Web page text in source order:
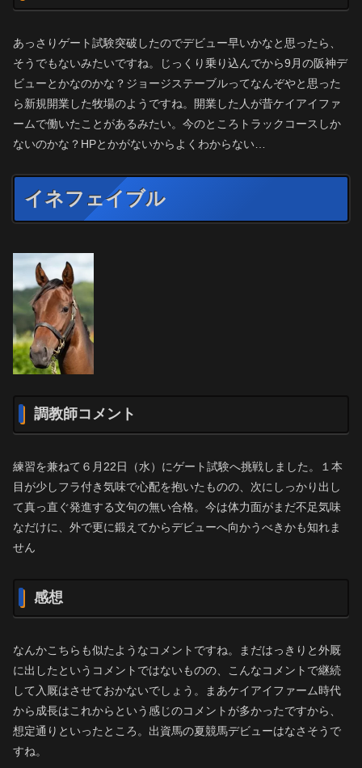
あっさりゲート試験突破したのでデビュー早いかなと思ったら、
そうでもないみたいですね。じっくり乗り込んでから9月の阪神デ
ビューとかなのかな？ジョージステーブルってなんぞやと思った
ら新規開業した牧場のようですね。開業した人が昔ケイアイファ
ームで働いたことがあるみたい。今のところトラックコースしか
ないのかな？HPとかがないからよくわからない…
イネフェイブル
調教師コメント
練習を兼ねて６月22日（水）にゲート試験へ挑戦しました。１本
目が少しフラ付き気味で心配を抱いたものの、次にしっかり出し
て真っ直ぐ発進する文句の無い合格。今は体力面がまだ不足気味
なだけに、外で更に鍛えてからデビューへ向かうべきかも知れま
せん
感想
なんかこちらも似たようなコメントですね。まだはっきりと外厩
に出したというコメントではないものの、こんなコメントで継続
して入厩はさせておかないでしょう。まあケイアイファーム時代
から成長はこれからという感じのコメントが多かったですから、
想定通りといったところ。出資馬の夏競馬デビューはなさそうで
すね。